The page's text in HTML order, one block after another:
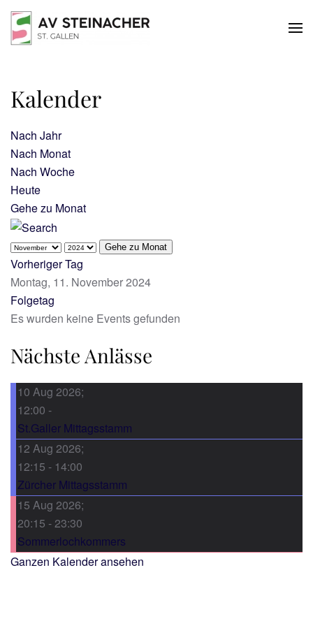
Skip to main content
Kalender
Nach Jahr
Nach Monat
Nach Woche
Heute
Gehe zu Monat
Gehe zu Monat
Vorheriger Tag
Montag, 11. November 2024
Folgetag
Es wurden keine Events gefunden
Nächste Anlässe
10 Aug 2026;
12:00 -
St.Galler Mittagsstamm
12 Aug 2026;
12:15 - 14:00
Zürcher Mittagsstamm
15 Aug 2026;
20:15 -23:30
Sommerlochkommers
Ganzen Kalender ansehen